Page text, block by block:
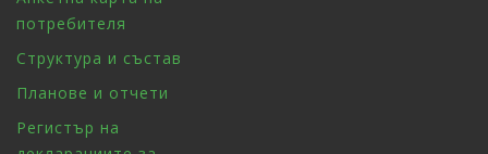
потребителя
Структура и състав
Планове и отчети
Регистър на